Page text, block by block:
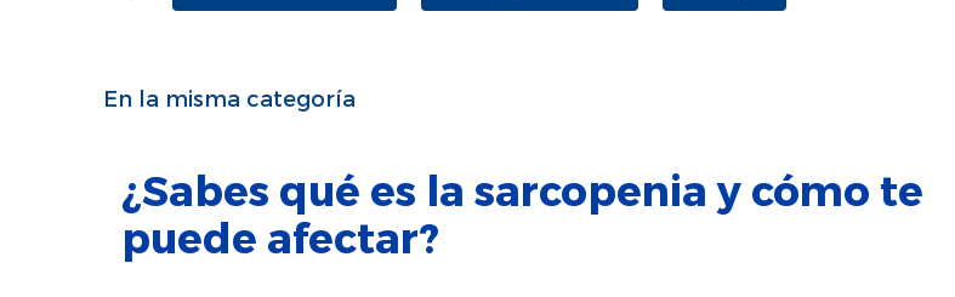
En la misma categoría
¿Sabes qué es la sarcopenia y cómo te
puede afectar?